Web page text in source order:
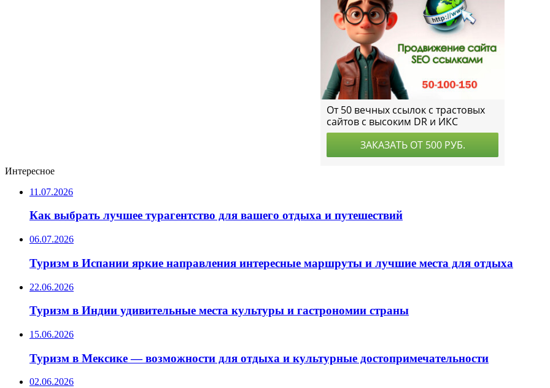
Интересное
11.07.2026
Как выбрать лучшее турагентство для вашего отдыха и путешествий
06.07.2026
Туризм в Испании яркие направления интересные маршруты и лучшие места для отдыха
22.06.2026
Туризм в Индии удивительные места культуры и гастрономии страны
15.06.2026
Туризм в Мексике — возможности для отдыха и культурные достопримечательности
02.06.2026